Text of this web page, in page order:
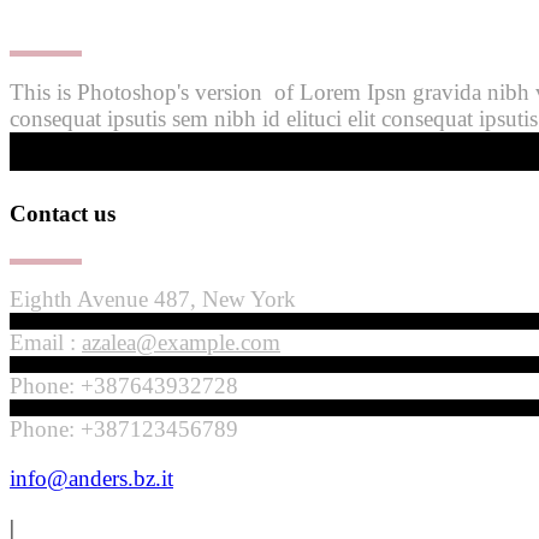
This is Photoshop's version of Lorem Ipsn gravida
consequat ipsutis sem nibh id elituci elit consequat
Contact us
Eighth Avenue 487, New York
Email : azalea@example.com
Phone: +387643932728
Phone: +387123456789
info@anders.bz.it
|